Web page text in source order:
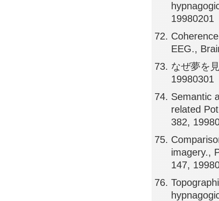
19980201
EEG.,
なぜ夢を
19980301
Semantic
related
382,
imagery.,
147,